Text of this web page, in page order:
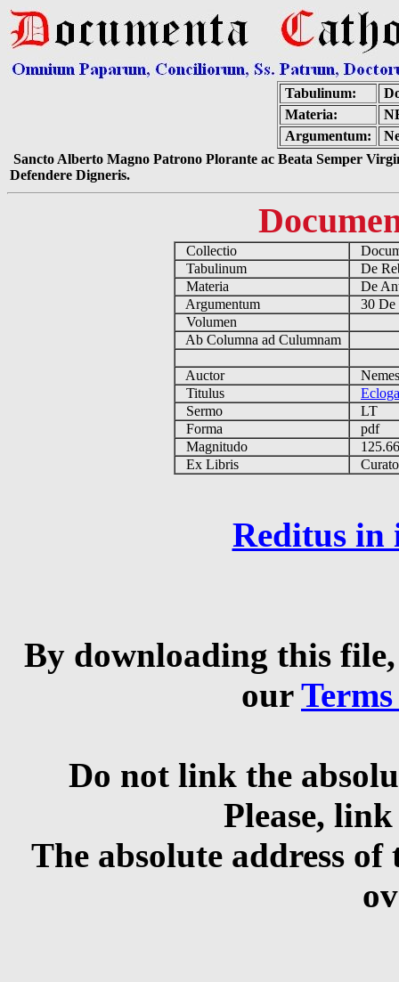
Tabulinum:
Materia:
Argumentum:
Sancto Alberto Magno Patrono Plorante ac Beata Semper
Defendere Digneris.
Collectio
Tabulinum
De
Materia
De
Argumentum
30 De
Volumen
Ab Columna ad Culumnam
Auctor
Titulus
Sermo
LT
Forma
pdf
Magnitudo
Ex Libris
Reditus in
By downloading this
our
Do not link the
Please,
The absolute address